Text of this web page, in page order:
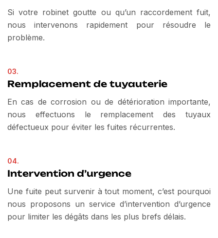
Si votre robinet goutte ou qu’un raccordement fuit,
nous intervenons rapidement pour résoudre le
problème.
03.
Remplacement de tuyauterie
En cas de corrosion ou de détérioration importante,
nous effectuons le remplacement des tuyaux
défectueux pour éviter les fuites récurrentes.
04.
Intervention d’urgence
Une fuite peut survenir à tout moment, c’est pourquoi
nous proposons un service d’intervention d’urgence
pour limiter les dégâts dans les plus brefs délais.